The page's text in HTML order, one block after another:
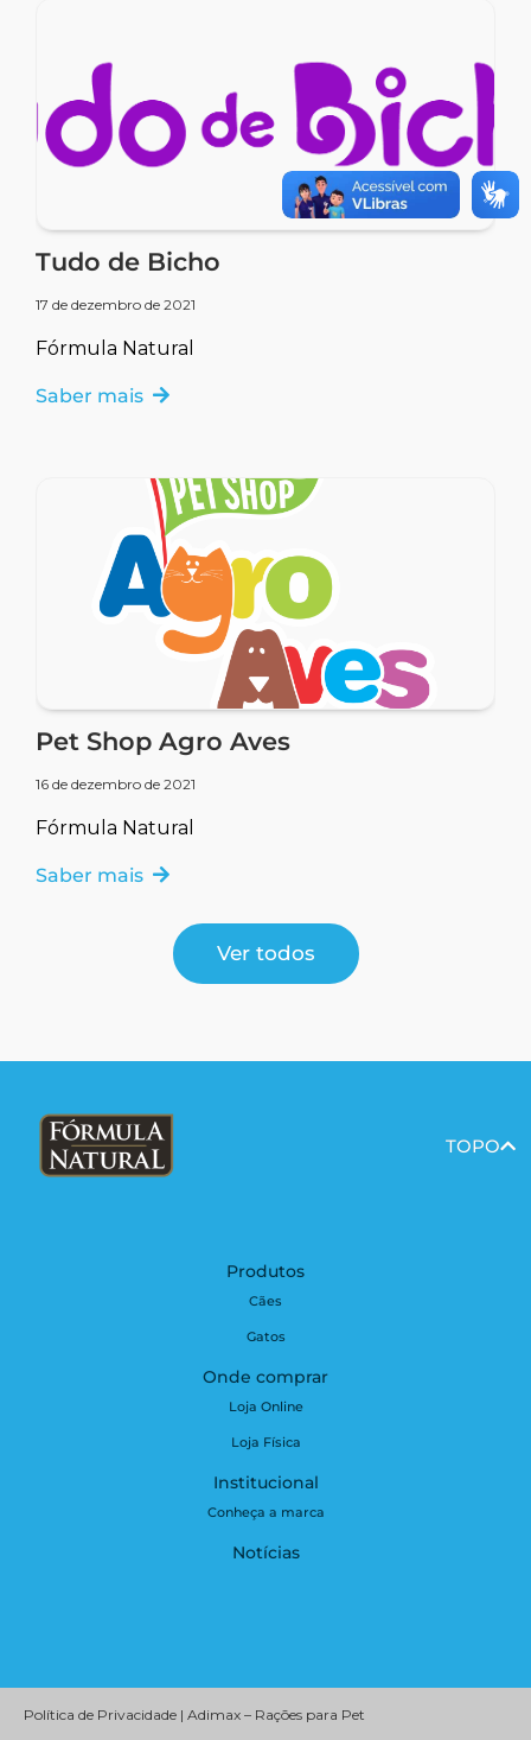
Tudo de Bicho
17 de dezembro de 2021
Fórmula Natural
Saber mais
Pet Shop Agro Aves
16 de dezembro de 2021
Fórmula Natural
Saber mais
Ver todos
TOPO
Produtos
Cães
Gatos
Onde comprar
Loja Online
Loja Física
Institucional
Conheça a marca
Notícias
Política de Privacidade | Adimax – Rações para Pet